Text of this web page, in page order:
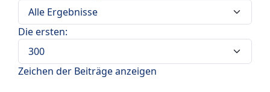
Die ersten:
Zeichen der Beiträge anzeigen